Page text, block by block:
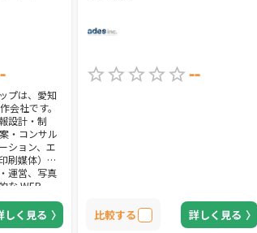
プは、愛知
会社です。
設計・制
・コンサル
ション、エ
刷媒体）、
運営、写真
な WEB
インから、メ
いまでトー
客様が求め
しく見る
--
比較する 詳しく見る